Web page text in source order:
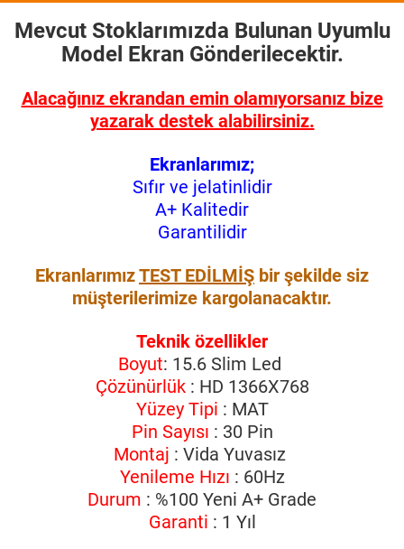
Mevcut Stoklarımızda Bulunan Uyumlu
Model Ekran Gönderilecektir.
Alacağınız ekrandan emin olamıyorsanız bize
yazarak destek alabilirsiniz.
Ekranlarımız;
Sıfır ve jelatinlidir
A+ Kalitedir
Garantilidir
EkranlarımızTEST EDİLMİŞ bir şekilde siz
müşterilerimize kargolanacaktır.
Teknik özellikler
Boyut: 15.6 Slim Led
Çözünürlük: HD 1366X768
Yüzey Tipi : MAT
Pin Sayısı : 30 Pin
Montaj : Vida Yuvasız
Yenileme Hızı : 60Hz
Durum : %100 Yeni A+ Grade
Garanti : 1 Yıl